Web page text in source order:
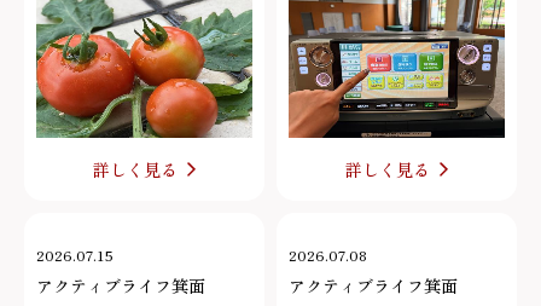
詳しく見る 詳しく見る
2026.07.15
アクティブライフ箕面
2026.07.08
アクティブライフ箕面